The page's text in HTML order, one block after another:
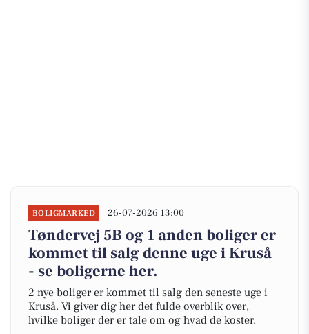
BOLIGMARKED 26-07-2026 13:00
Tøndervej 5B og 1 anden boliger er
kommet til salg denne uge i Kruså
- se boligerne her.
2 nye boliger er kommet til salg den seneste uge i
Kruså. Vi giver dig her det fulde overblik over,
hvilke boliger der er tale om og hvad de koster.